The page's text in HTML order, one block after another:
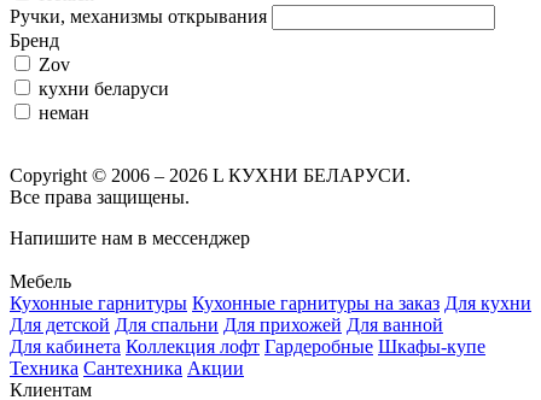
Ручки, механизмы открывания
Бренд
Zov
кухни беларуси
неман
Copyright © 2006 – 2026 L КУХНИ БЕЛАРУСИ.
Все права защищены.
Напишите нам в мессенджер
Мебель
Кухонные гарнитуры Кухонные гарнитуры на заказ Для кухни
Для детской Для спальни Для прихожей Для ванной
Для кабинета Коллекция лофт Гардеробные Шкафы-купе
Техника Сантехника Акции
Клиентам